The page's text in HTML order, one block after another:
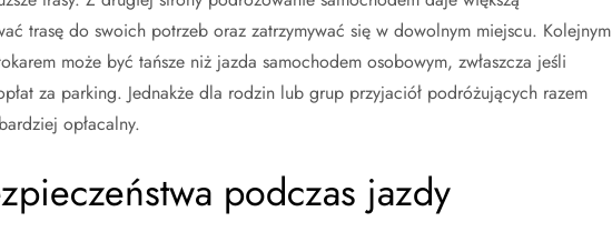
trasę do swoich potrzeb oraz zatrzymywać się w dowolnym miejscu. Kolejnym
może być tańsze niż jazda samochodem osobowym, zwłaszcza jeśli
za parking. Jednakże dla rodzin lub grup przyjaciół podróżujących razem
opłacalny.
podczas jazdy